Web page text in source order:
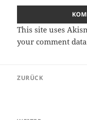
This site uses
your comment
ZURÜCK